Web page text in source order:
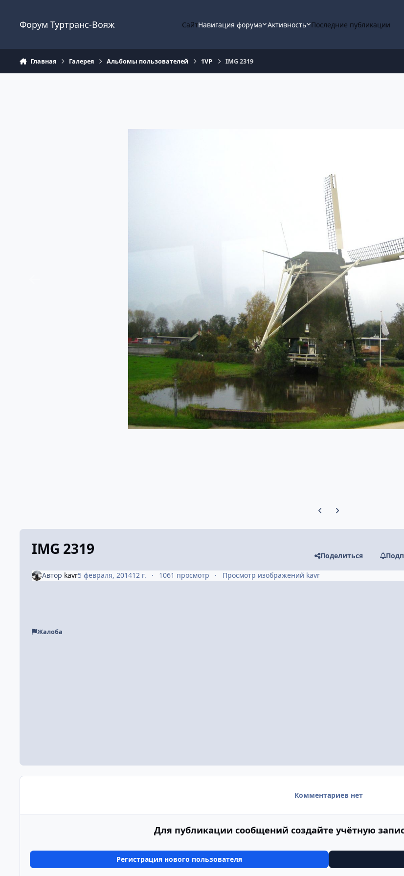
Форум Туртранс-Вояж СайтНавигация форума Активность Последние публикации
Главная Галерея Альбомы пользователей 1VP IMG 2319
Предыдущий слайд
Следующий слайд
IMG 2319 Поделиться
Автор kavr5 февраля, 201412 г. 1061 просмотр Просмотр изображений kavr
Жалоба
Комментариев нет
Для публикации сообщений создайте учётную
Регистрация нового пользователя